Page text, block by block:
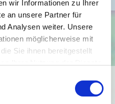
wir Informationen zu Ihrer
an unsere Partner für
Analysen weiter. Unsere
möglicherweise mit
Sie ihnen bereitgestellt
dass mir Karten von Google